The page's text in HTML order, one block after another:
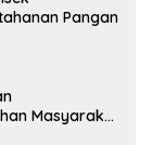
Pangan
Masyarakat